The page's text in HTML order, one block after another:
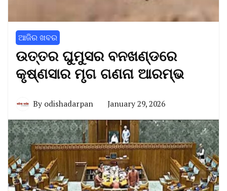
ଆଜିର ଖବର
ଉତ୍ତର ଘୁମୁସର ବନଖଣ୍ଡରେ
କୃଷ୍ଣସାର ମୃଗ ଗଣନା ଆରମ୍ଭ
By odishadarpan January 29, 2026